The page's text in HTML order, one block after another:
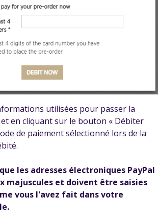
utilisées pour passer la
en cliquant sur le bouton « Débiter
de paiement sélectionné lors de la
les adresses électroniques PayPal
majuscules et doivent être saisies
vous l'avez fait dans votre